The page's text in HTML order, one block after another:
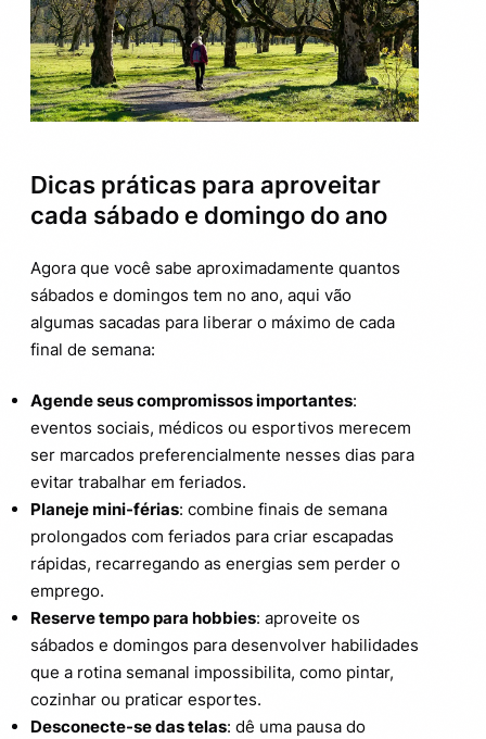
Dicas práticas para aproveitar
cada sábado e domingo do ano
Agora que você sabe aproximadamente quantos
sábados e domingos tem no ano, aqui vão
algumas sacadas para liberar o máximo de cada
final de semana:
Agende seus compromissos importantes:
eventos sociais, médicos ou esportivos merecem
ser marcados preferencialmente nesses dias para
evitar trabalhar em feriados.
Planeje mini-férias: combine finais de semana
prolongados com feriados para criar escapadas
rápidas, recarregando as energias sem perder o
emprego.
Reserve tempo para hobbies: aproveite os
sábados e domingos para desenvolver habilidades
que a rotina semanal impossibilita, como pintar,
cozinhar ou praticar esportes.
Desconecte-se das telas: dê uma pausa do